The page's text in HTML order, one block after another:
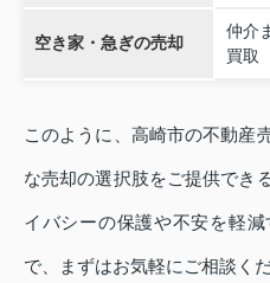
空き家・急ぎの売却
仲介
買取
このように、高崎市の不動産
な売却の選択肢をご提供でき
イバシーの保護や不安を軽
で、まずはお気軽にご相談くだ